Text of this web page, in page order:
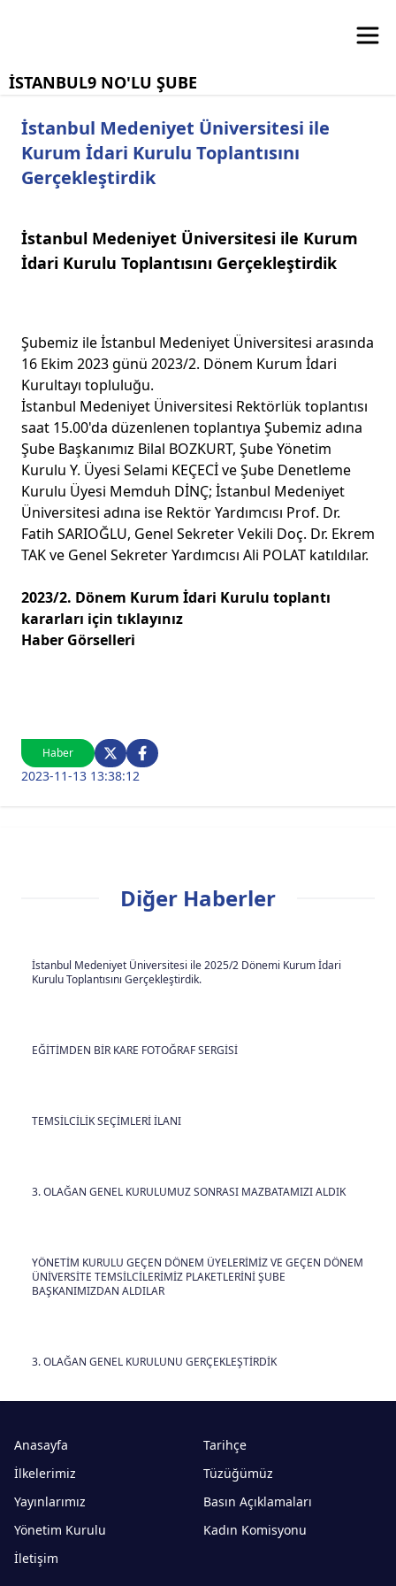
İSTANBUL9 NO'LU ŞUBE
Haber
2023-11-13 13:38:12
İstanbul Medeniyet Üniversitesi ile
Kurum İdari Kurulu Toplantısını
Gerçekleştirdik
İstanbul Medeniyet Üniversitesi ile Kurum
İdari Kurulu Toplantısını Gerçekleştirdik
Şubemiz ile İstanbul Medeniyet Üniversitesi arasında
16 Ekim 2023 günü 2023/2. Dönem Kurum İdari
Kurultayı topluluğu.
İstanbul Medeniyet Üniversitesi Rektörlük toplantısı
saat 15.00'da düzenlenen toplantıya Şubemiz adına
Şube Başkanımız Bilal BOZKURT, Şube Yönetim
Kurulu Y. Üyesi Selami KEÇECİ ve Şube Denetleme
Kurulu Üyesi Memduh DİNÇ; İstanbul Medeniyet
Üniversitesi adına ise Rektör Yardımcısı Prof. Dr.
Fatih SARIOĞLU, Genel Sekreter Vekili Doç. Dr. Ekrem
TAK ve Genel Sekreter Yardımcısı Ali POLAT katıldılar.
2023/2. Dönem Kurum İdari Kurulu toplantı
kararları için tıklayınız
Haber Görselleri
Diğer Haberler
İstanbul Medeniyet Üniversitesi ile 2025/2 Dönemi Kurum İdari
Kurulu Toplantısını Gerçekleştirdik.
EĞİTİMDEN BİR KARE FOTOĞRAF SERGİSİ
TEMSİLCİLİK SEÇİMLERİ İLANI
3. OLAĞAN GENEL KURULUMUZ SONRASI MAZBATAMIZI ALDIK
YÖNETİM KURULU GEÇEN DÖNEM ÜYELERİMİZ VE GEÇEN DÖNEM
ÜNİVERSİTE TEMSİLCİLERİMİZ PLAKETLERİNİ ŞUBE
BAŞKANIMIZDAN ALDILAR
3. OLAĞAN GENEL KURULUNU GERÇEKLEŞTİRDİK
Anasayfa
Tarihçe
İlkelerimiz
Tüzüğümüz
Yayınlarımız
Basın Açıklamaları
Yönetim Kurulu
Kadın Komisyonu
İletişim